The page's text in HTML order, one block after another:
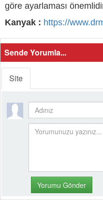
göre ayarlaması
Kanyak : https://
Sende Yorumla...
Site